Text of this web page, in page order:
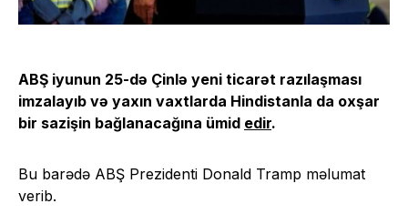
ABŞ iyunun 25-də Çinlə yeni ticarət razılaşması
imzalayıb və yaxın vaxtlarda Hindistanla da oxşar
bir sazişin bağlanacağına ümid edir.
Bu barədə ABŞ Prezidenti Donald Tramp məlumat
verib.